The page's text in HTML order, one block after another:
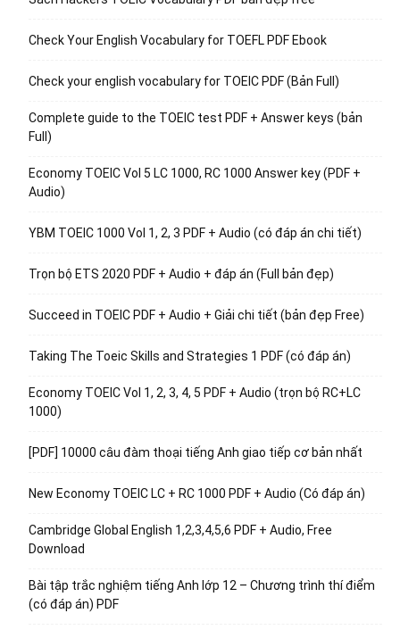
Check Your English Vocabulary for TOEFL PDF Ebook
Check your english vocabulary for TOEIC PDF (Bản Full)
Complete guide to the TOEIC test PDF + Answer keys (bản
Full)
Economy TOEIC Vol 5 LC 1000, RC 1000 Answer key (PDF +
Audio)
YBM TOEIC 1000 Vol 1, 2, 3 PDF + Audio (có đáp án chi tiết)
Trọn bộ ETS 2020 PDF + Audio + đáp án (Full bản đẹp)
Succeed in TOEIC PDF + Audio + Giải chi tiết (bản đẹp Free)
Taking The Toeic Skills and Strategies 1 PDF (có đáp án)
Economy TOEIC Vol 1, 2, 3, 4, 5 PDF + Audio (trọn bộ RC+LC
1000)
[PDF] 10000 câu đàm thoại tiếng Anh giao tiếp cơ bản nhất
New Economy TOEIC LC + RC 1000 PDF + Audio (Có đáp án)
Cambridge Global English 1,2,3,4,5,6 PDF + Audio, Free
Download
Bài tập trắc nghiệm tiếng Anh lớp 12 – Chương trình thí điểm
(có đáp án) PDF